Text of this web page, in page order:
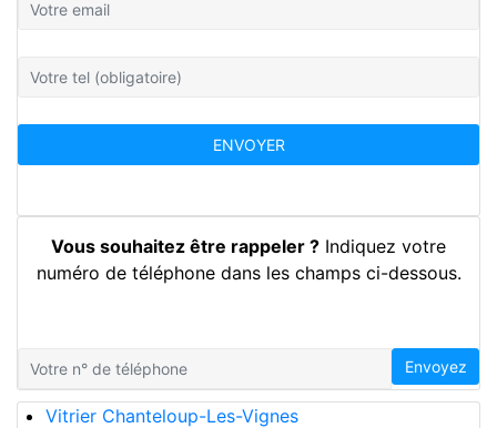
Vous souhaitez être rappeler ? Indiquez votre
numéro de téléphone dans les champs ci-dessous.
Envoyez
Vitrier Chanteloup-Les-Vignes